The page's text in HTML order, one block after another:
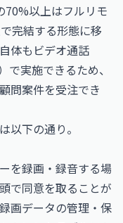
70%以上はフルリモ
完結する形態に移
体もビデオ通話
で実施できるため、
問案件を受注でき
以下の通り。
を録画・録音する場
で同意を取ることが
画データの管理・保